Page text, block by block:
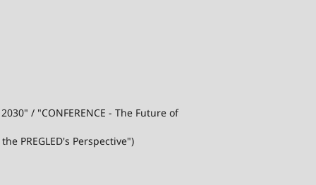
/ "CONFERENCE - The Future of
PREGLED's Perspective")